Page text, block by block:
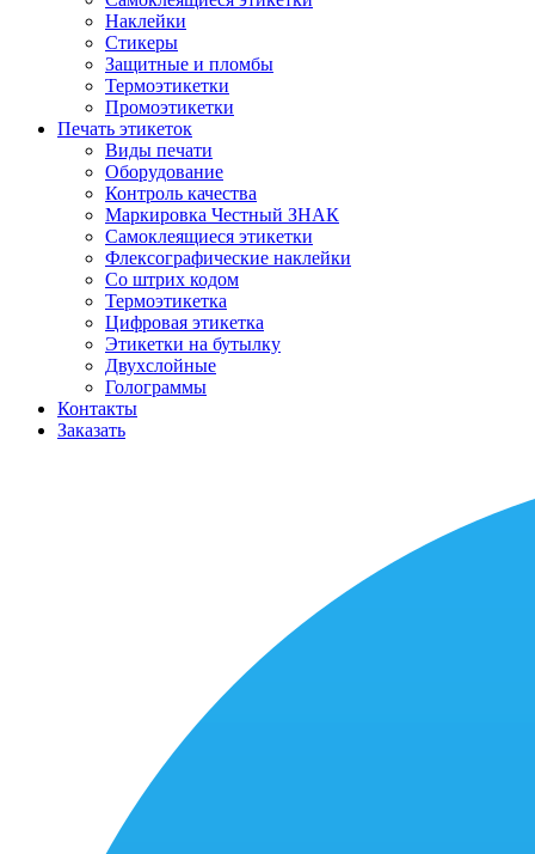
Наклейки
Стикеры
Защитные и пломбы
Термоэтикетки
Промоэтикетки
Печать этикеток
Виды печати
Оборудование
Контроль качества
Маркировка Честный ЗНАК
Самоклеящиеся этикетки
Флексографические наклейки
Со штрих кодом
Термоэтикетка
Цифровая этикетка
Этикетки на бутылку
Двухслойные
Голограммы
Контакты
Заказать